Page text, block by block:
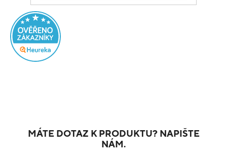
MÁTE DOTAZ K PRODUKTU? NAPIŠTE
NÁM.